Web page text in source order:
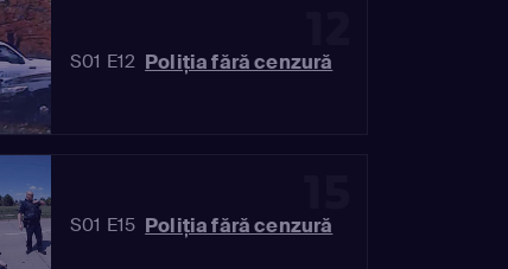
S01 E12 Poliția fără cenzură
S01 E15 Poliția fără cenzură